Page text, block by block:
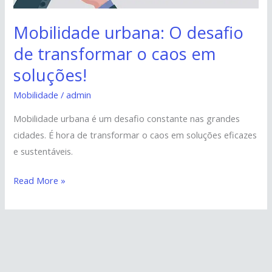
Mobilidade urbana: O desafio
de transformar o caos em
soluções!
Mobilidade /admin
Mobilidade urbana é um desafio constante nas grandes
cidades. É hora de transformar o caos em soluções eficazes
e sustentáveis.
em
soluções!
Read More »